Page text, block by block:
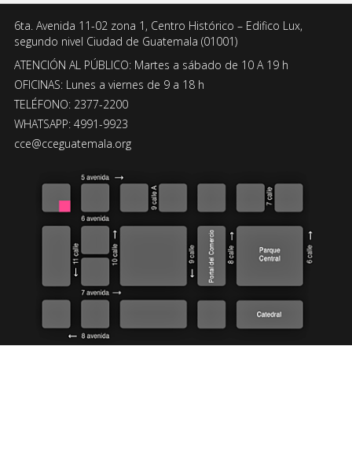
6ta. Avenida 11-02 zona 1, Centro Histórico – Edifico Lux,
segundo nivel Ciudad de Guatemala (01001)
ATENCIÓN AL PÚBLICO: Martes a sábado de 10 A 19 h
OFICINAS: Lunes a viernes de 9 a 18 h
TELÉFONO: 2377-2200
WHATSAPP: 4991-9923
cce@cceguatemala.org